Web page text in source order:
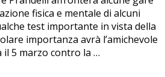
fisica e mentale di alcuni
test importante in vista della
importanza avrà l’amichevole
5 marzo contro la …